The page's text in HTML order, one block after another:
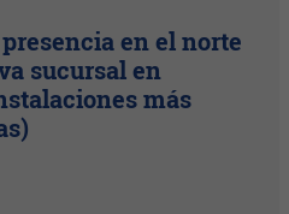
en el norte
sucursal en
más